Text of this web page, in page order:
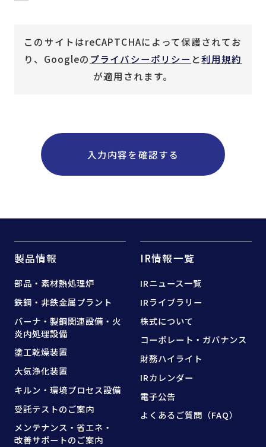
このサイトはreCAPTCHAによって保護されてお
り、Googleの プライバシーポリシー と利用規約
が適用されます。
製品情報
部品・素材熱処理炉
鉄鋼・非鉄金属プラント
バーナ・製鋼関連設備・ 火
炎内処理設備
塗工乾燥装置
大気浄化装置
キルン・環境プロセス設備
受託テストのご案内
メンテナンス・省エネ・
改善サポートのご案内
IR情報一覧
IRニュース一覧
IRライブラリー
株式について
コーポレート・ガバナンス
財務ハイライト
IRカレンダー
電子公告
よくあるご質問（FAQ）